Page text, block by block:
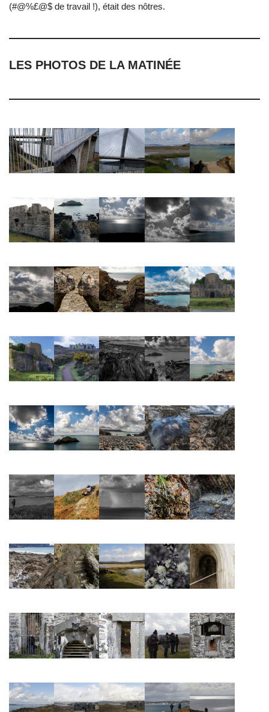
(#@%£@$ de travail !), était des nôtres.
LES PHOTOS DE LA MATINÉE